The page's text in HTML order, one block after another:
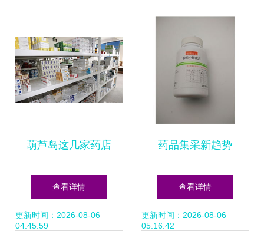
材“出海”或迎来“窗
口期” 药品批发
葫芦岛这几家药店
被查，假药流入市
场提醒市民购药需
查看详情
更新时间：2026-08-06
04:45:59
药品集采新趋势
0.1g规格1000片装
产品在药品终端网
查看详情
更新时间：2026-08-06
05:16:42